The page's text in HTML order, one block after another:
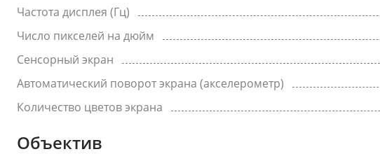
Частота дисплея (Гц)
Число пикселей на дюйм
Сенсорный экран
Автоматический поворот экрана (акселерометр)
Количество цветов экрана
Объектив